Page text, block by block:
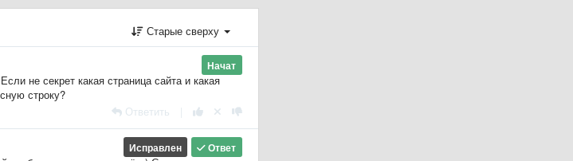
Старые сверху
Начат
не секрет какая страница сайта и какая
строку?
Ответить
Ответ
Исправлен